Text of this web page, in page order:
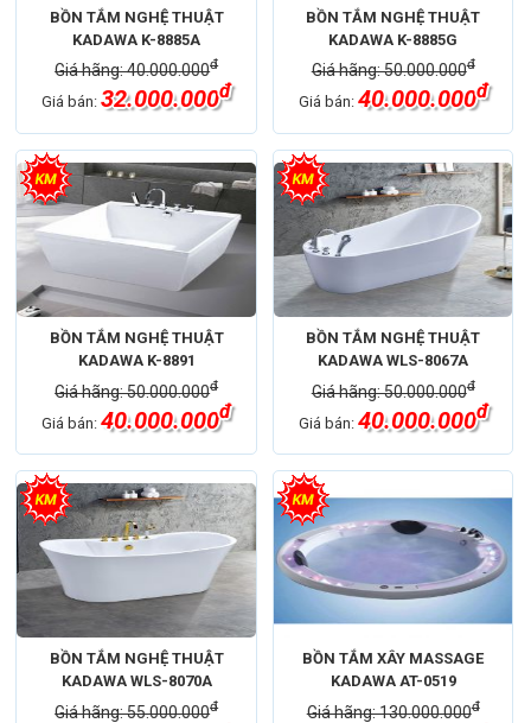
BỒN TẮM NGHỆ THUẬT
KADAWA K-8885A
Giá hãng: 40.000.000đ
Giá bán:32.000.000đ
BỒN TẮM NGHỆ THUẬT
KADAWA K-8885G
Giá hãng: 50.000.000đ
Giá bán: 40.000.000đ
BỒN TẮM NGHỆ THUẬT
KADAWA K-8891
Giá hãng: 50.000.000đ
Giá bán:40.000.000đ
BỒN TẮM NGHỆ THUẬT
KADAWA WLS-8067A
Giá hãng: 50.000.000đ
Giá bán: 40.000.000đ
BỒN TẮM NGHỆ THUẬT
KADAWA WLS-8070A
Giá hãng: 55.000.000đ
BỒN TẮM XÂY MASSAGE
KADAWA AT-0519
Giá hãng: 130.000.000đ